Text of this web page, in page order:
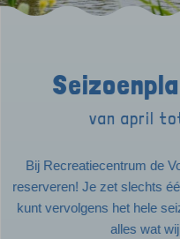
van april
Bij Recreatiecentrum de
reserveren! Je zet slechts
kunt vervolgens het hele
alles wat